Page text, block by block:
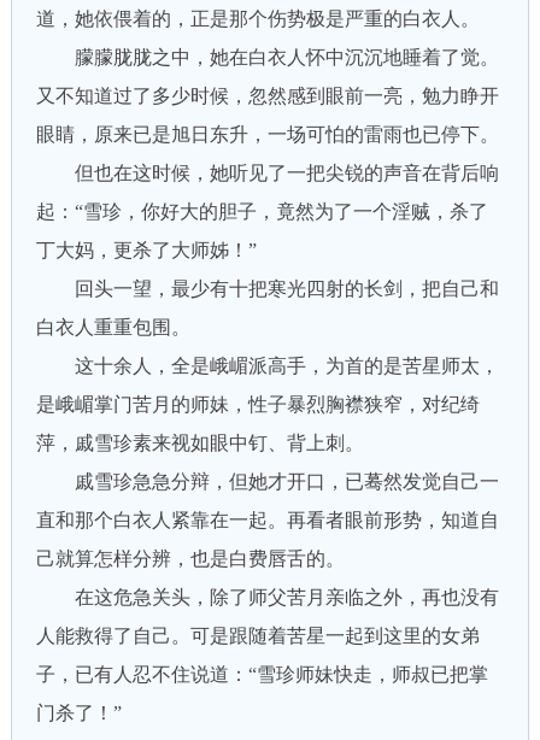
道，她依偎着的，正是那个伤势极是严重的白衣人。
朦朦胧胧之中，她在白衣人怀中沉沉地睡着了觉。
又不知道过了多少时候，忽然感到眼前一亮，勉力睁开
眼睛，原来已是旭日东升，一场可怕的雷雨也已停下。
但也在这时候，她听见了一把尖锐的声音在背后响
起：“雪珍，你好大的胆子，竟然为了一个淫贼，杀了
丁大妈，更杀了大师姊！”
回头一望，最少有十把寒光四射的长剑，把自己和
白衣人重重包围。
这十余人，全是峨嵋派高手，为首的是苦星师太，
是峨嵋掌门苦月的师妹，性子暴烈胸襟狭窄，对纪绮
萍，戚雪珍素来视如眼中钉、背上刺。
戚雪珍急急分辩，但她才开口，已蓦然发觉自己一
直和那个白衣人紧靠在一起。再看者眼前形势，知道自
己就算怎样分辨，也是白费唇舌的。
在这危急关头，除了师父苦月亲临之外，再也没有
人能救得了自己。可是跟随着苦星一起到这里的女弟
子，已有人忍不住说道：“雪珍师妹快走，师叔已把掌
门杀了！”